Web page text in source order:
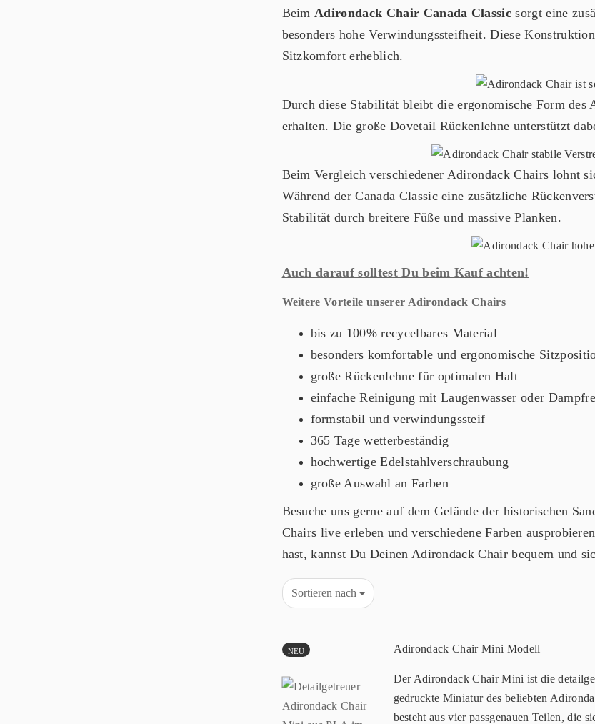
BeimAdirondack Chair Canada Classic sorgt eine
besonders hohe Verwindungssteifheit. Diese
Sitzkomfort erheblich.
Durch diese Stabilität bleibt die ergonomische Form des
erhalten. Die große Dovetail Rückenlehne unterstützt
Beim Vergleich verschiedener Adirondack Chairs lohnt
Während der Canada Classic eine zusätzliche
Stabilität durch breitere Füße und massive Planken.
Auch darauf solltest Du beim Kauf achten!
Weitere Vorteile unserer Adirondack Chairs
bis zu 100% recycelbares Material
besonders komfortable und ergonomische
große Rückenlehne für optimalen Halt
einfache Reinigung mit Laugenwasser oder
formstabil und verwindungssteif
365 Tage wetterbeständig
hochwertige Edelstahlverschraubung
große Auswahl an Farben
Besuche uns gerne auf dem Gelände der historischen
Chairs live erleben und verschiedene Farben
hast, kannst Du Deinen Adirondack Chair bequem und
Sortieren nach
NEU Adirondack Chair Mini Modell
Der Adirondack Chair Mini ist die
gedruckte Miniatur des beliebten
besteht aus vier passgenauen Teilen, die